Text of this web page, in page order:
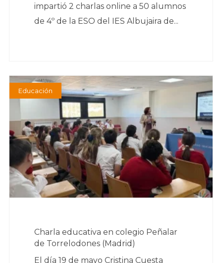
impartió 2 charlas online a 50 alumnos
de 4º de la ESO del IES Albujaira de...
Educación
Charla educativa en colegio Peñalar
de Torrelodones (Madrid)
El día 19 de mayo Cristina Cuesta